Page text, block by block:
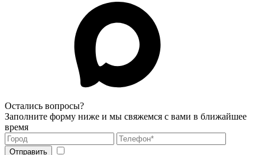
Остались вопросы?
Заполните форму ниже и мы свяжемся с вами в ближайшее
время